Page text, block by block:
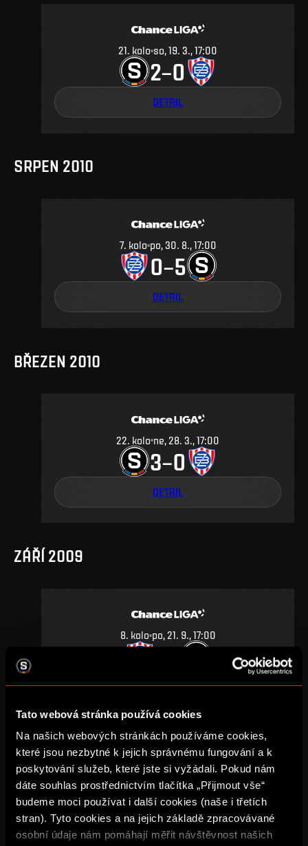
Tato webová stránka používá cookies
Na našich webových stránkách používáme cookies,
které jsou nezbytné k jejich správnému fungování a k
poskytování služeb, které jste si vyžádali. Pokud nám
dáte souhlas prostřednictvím tlačítka „Přijmout vše“
budeme moci používat i další cookies (naše i třetích
stran). Tyto cookies a na jejich základě zpracovávané
osobní údaje nám pomáhají měřit návštěvnost našich
21. kolo so, 19. 3., 17:00
2–0
DETAIL
SRPEN 2010
7. kolo po, 30. 8., 17:00
0–5
DETAIL
BŘEZEN 2010
22. kolo ne, 28. 3., 17:00
3–0
DETAIL
ZÁŘÍ 2009
8. kolo po, 21. 9., 17:00
1 1
DETAIL
BŘEZEN 2009
20. kolo po, 16. 3., 17:00